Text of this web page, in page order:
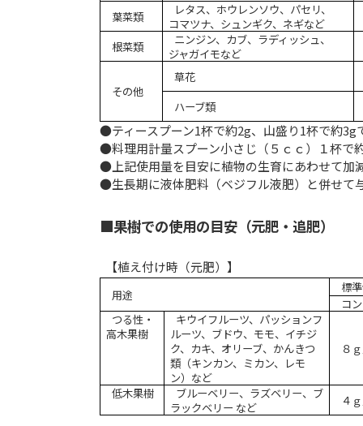
葉菜類
レタス、ホウレンソウ、パセリ、
コマツナ、シュンギク、ネギなど
根菜類
ニンジン、カブ、ラディッシュ、
ジャガイモなど
その他
草花
ハーブ類
●ティースプーン1杯で約2g、山盛り1杯で約3g
●料理用計量スプーン小さじ（５ｃｃ）１杯で
●上記使用量を目安に植物の生育にあわせて加
●生長期に液体肥料（ベジフル液肥）と併せて
■果樹での使用の目安（元肥・追肥）
【植え付け時（元肥）】
用途
標
コ
つる性・
高木果樹
キウイフルーツ、パッションフ
ルーツ、ブドウ、モモ、イチジ
ク、カキ、オリーブ、かんきつ
類（キンカン、ミカン、レモ
ン）など
８
低木果樹
ブルーベリー、ラズベリー、ブ
ラックベリー など
４